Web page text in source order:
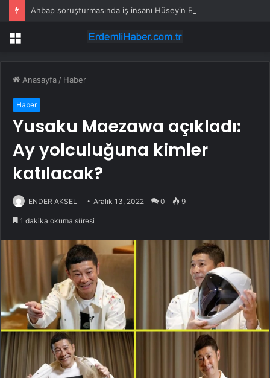
Menü
Anasayfa / Haber
Haber
Yusaku Maezawa açıkladı:
Ay yolculuğuna kimler
katılacak?
ENDER AKSEL Aralık 13, 2022 0 9
1 dakika okuma süresi